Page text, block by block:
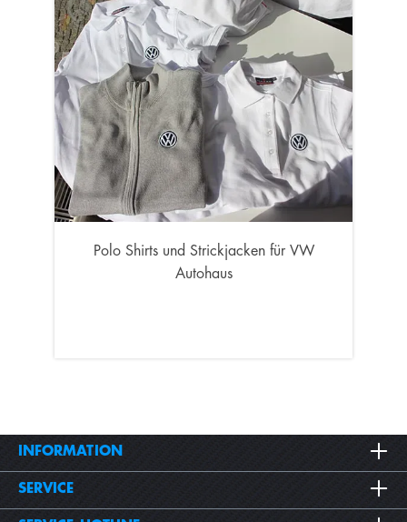
Polo Shirts und Strickjacken für VW
Autohaus
INFORMATION
SERVICE